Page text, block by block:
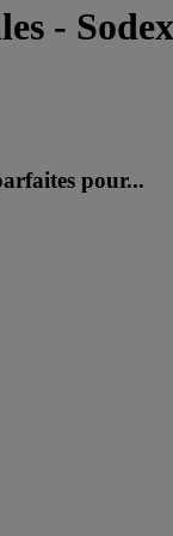
- Sodex
pour...